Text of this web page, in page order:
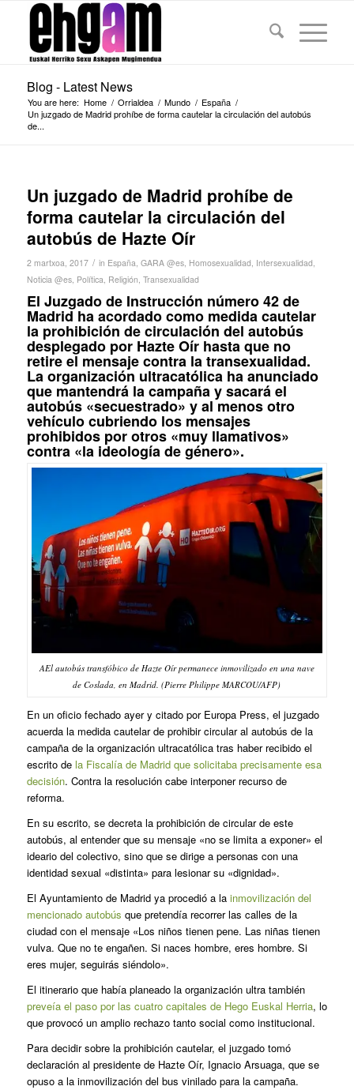
Blog - Latest News
You are here: Home / Orrialdea / Mundo / España /
Un juzgado de Madrid prohíbe de forma cautelar la circulación del autobús
de...
Un juzgado de Madrid prohíbe de
forma cautelar la circulación del
autobús de Hazte Oír
2 martxoa, 2017 / in España, GARA @es, Homosexualidad, Intersexualidad,
Noticia @es, Política, Religión, Transexualidad
El Juzgado de Instrucción número 42 de
Madrid ha acordado como medida cautelar
la prohibición de circulación del autobús
desplegado por Hazte Oír hasta que no
retire el mensaje contra la transexualidad.
La organización ultracatólica ha anunciado
que mantendrá la campaña y sacará el
autobús «secuestrado» y al menos otro
vehículo cubriendo los mensajes
prohibidos por otros «muy llamativos»
contra «la ideología de género».
AEl autobús transfóbico de Hazte Oír permanece inmovilizado en una nave
de Coslada, en Madrid. (Pierre Philippe MARCOU/AFP)
En un oficio fechado ayer y citado por Europa Press, el juzgado
acuerda la medida cautelar de prohibir circular al autobús de la
campaña de la organización ultracatólica tras haber recibido el
escrito de la Fiscalía de Madrid que solicitaba precisamente esa
decisión. Contra la resolución cabe interponer recurso de
reforma.
En su escrito, se decreta la prohibición de circular de este
autobús, al entender que su mensaje «no se limita a exponer» el
ideario del colectivo, sino que se dirige a personas con una
identidad sexual «distinta» para lesionar su «dignidad».
El Ayuntamiento de Madrid ya procedió a la inmovilización del
mencionado autobús que pretendía recorrer las calles de la
ciudad con el mensaje «Los niños tienen pene. Las niñas tienen
vulva. Que no te engañen. Si naces hombre, eres hombre. Si
eres mujer, seguirás siéndolo».
El itinerario que había planeado la organización ultra también
preveía el paso por las cuatro capitales de Hego Euskal Herria, lo
que provocó un amplio rechazo tanto social como institucional.
Para decidir sobre la prohibición cautelar, el juzgado tomó
declaración al presidente de Hazte Oír, Ignacio Arsuaga, que se
opuso a la inmovilización del bus vinilado para la campaña.